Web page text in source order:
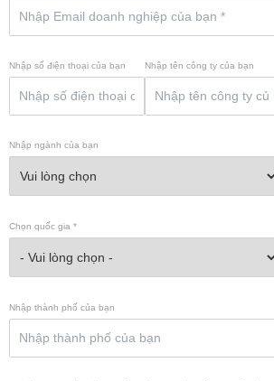
Nhập số điện thoại của bạn Nhập tên công ty của bạn
Nhập ngành của bạn
Chọn quốc gia *
Nhập thành phố của bạn